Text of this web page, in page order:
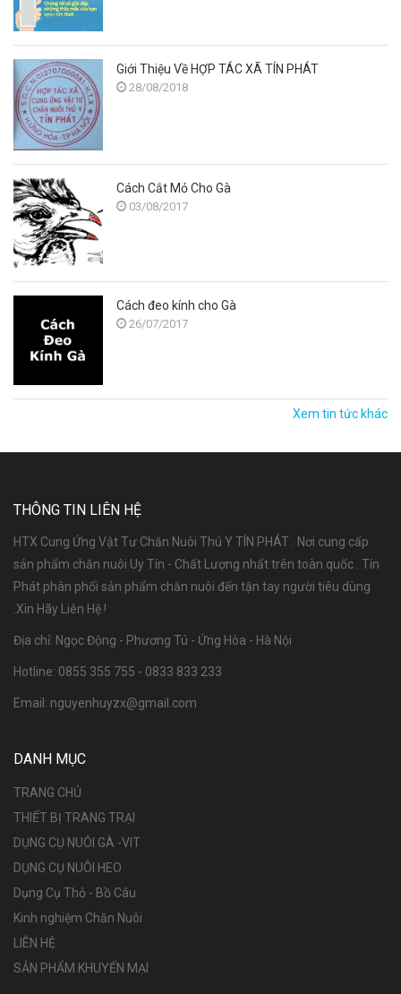
Giới Thiệu Về HỢP TÁC XÃ TÍN PHÁT
28/08/2018
Cách Cắt Mỏ Cho Gà
03/08/2017
Cách đeo kính cho Gà
26/07/2017
Xem tin tức khác
THÔNG TIN LIÊN HỆ
HTX Cung Ứng Vật Tư Chăn Nuôi Thú Y TÍN PHÁT . Nơi cung cấp
sản phẩm chăn nuôi Uy Tín - Chất Lượng nhất trên toàn quốc . Tín
Phát phân phối sản phẩm chăn nuôi đến tận tay người tiêu dùng
.Xin Hãy Liên Hệ !
Địa chỉ: Ngọc Động - Phương Tú - Ứng Hòa - Hà Nội
Hotline: 0855 355 755 - 0833 833 233
Email: nguyenhuyzx@gmail.com
DANH MỤC
TRANG CHỦ
THIẾT BỊ TRANG TRẠI
DỤNG CỤ NUÔI GÀ -VIT
DỤNG CỤ NUÔI HEO
Dụng Cụ Thỏ - Bồ Câu
Kinh nghiệm Chăn Nuôi
LIÊN HỆ
SẢN PHẨM KHUYẾN MẠI